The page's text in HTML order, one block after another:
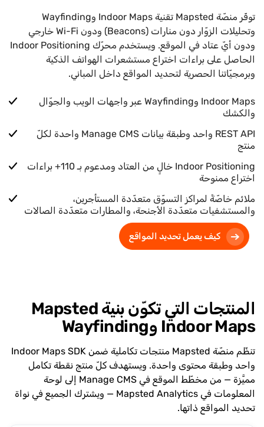
توفّر منصّة Mapsted تقنية Indoor Maps وWayfinding
وتحليلات الزوّار دون منارات (Beacons) ودون Wi-Fi خارجي
ودون أيّ عتاد في الموقع. ويستخدم محرّك Indoor Positioning
الحاصل على براءات اختراع مستشعرات الهواتف الذكية
وبرمجيّاتنا الحصرية لتحديد المواقع داخل المباني.
Indoor Maps وWayfinding عبر واجهات الويب والجوّال
والكشك
REST API واحد وطبقة بيانات Manage CMS واحدة لكلّ
منتج
Indoor Positioning خالٍ من العتاد ومدعوم بـ
110+
براءات
اختراع ممنوحة
ملائم خاصّةً لمراكز التسوّق متعدّدة المستأجرين،
والمستشفيات متعدّدة الأجنحة، والمطارات متعدّدة الصالات
كيف يعمل تحديد المواقع
المنتجات التي تكوّن بنية Mapsted
Indoor Maps وWayfinding
تنظّم منصّة Mapsted منتجات تكاملية ضمن Indoor Maps SDK
واحد وطبقة محتوى واحدة. ويستهدف كلّ منتج نقطة تكامل
مميَّزة — من مخطّط الموقع في Manage CMS إلى لوحة
المعلومات في Mapsted Analytics — ويشترك الجميع في نواة
تحديد المواقع ذاتها.